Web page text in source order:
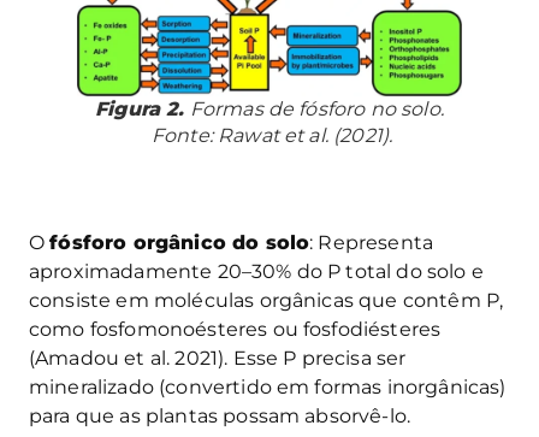
Figura 2. Formas de fósforo no solo.
Fonte: Rawat et al. (2021).
Ofósforo orgânico do solo: Representa
aproximadamente 20–30% do P total do solo e
consiste em moléculas orgânicas que contêm P,
como fosfomonoésteres ou fosfodiésteres
(Amadou et al. 2021). Esse P precisa ser
mineralizado (convertido em formas inorgânicas)
para que as plantas possam absorvê-lo.